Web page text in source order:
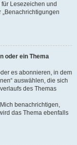
Lesezeichen und
oder ein Thema
es abonnieren, in dem
auswählen, die sich
des Themas
benachrichtigen,
das Thema ebenfalls